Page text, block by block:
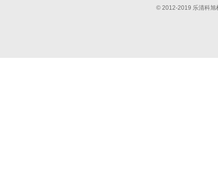
© 2012-2019 乐清科旭